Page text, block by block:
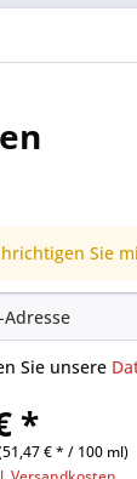
Sie
Sie unsere
*
€ * / 100 ml)